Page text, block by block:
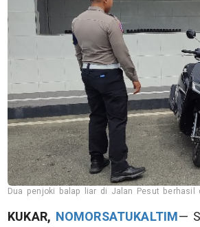
Dua penjoki balap liar di Jalan Pesut berhasil
KUKAR, NOMORSATUKALTIM—